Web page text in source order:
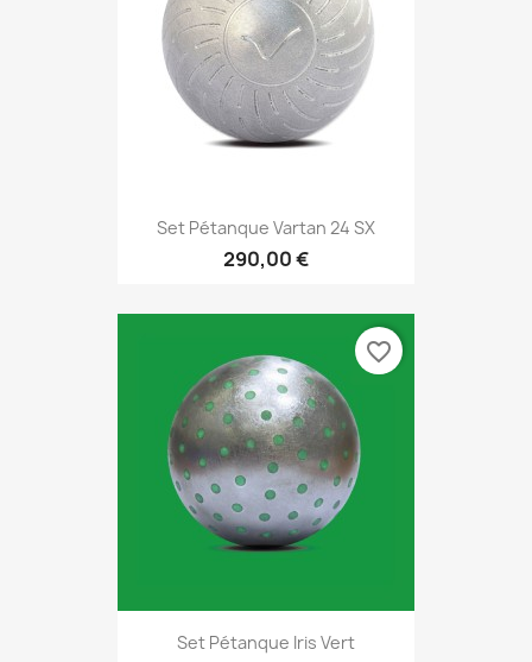
Set Pétanque Vartan 24 SX
290,00 €
Set Pétanque Iris Vert
favorite_border